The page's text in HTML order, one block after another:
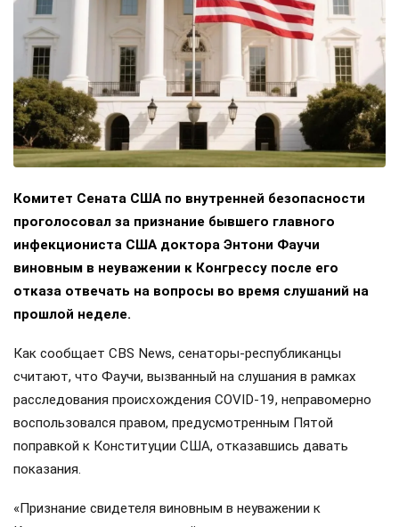
Комитет Сената США по внутренней безопасности
проголосовал за признание бывшего главного
инфекциониста США доктора Энтони Фаучи
виновным в неуважении к Конгрессу после его
отказа отвечать на вопросы во время слушаний на
прошлой неделе.
Как сообщает CBS News, сенаторы-республиканцы
считают, что Фаучи, вызванный на слушания в рамках
расследования происхождения COVID-19, неправомерно
воспользовался правом, предусмотренным Пятой
поправкой к Конституции США, отказавшись давать
показания.
«Признание свидетеля виновным в неуважении к